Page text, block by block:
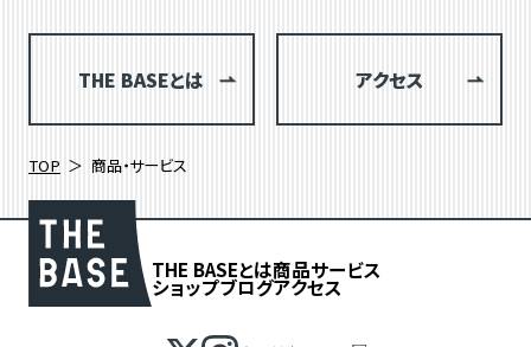
THE BASEとは アクセス
TOP 商品・サービス
THE BASEとは商品サービス
ショップブログアクセス